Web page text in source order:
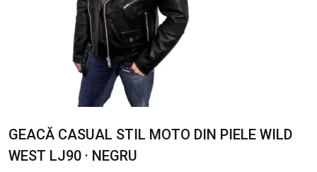
GEACĂ CASUAL STIL MOTO DIN PIELE WILD
WEST LJ90 · NEGRU